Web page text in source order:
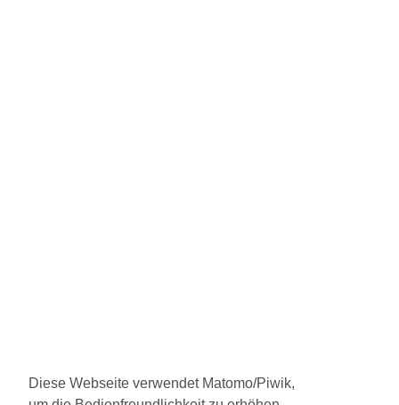
Diese Webseite verwendet Matomo/Piwik,